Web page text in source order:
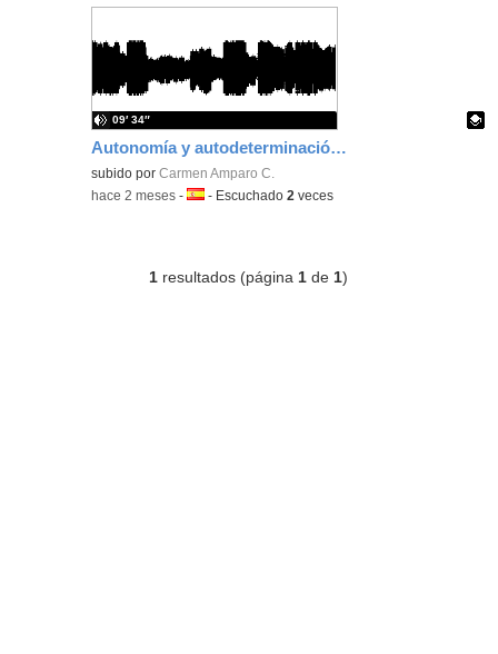
Autonomía y autodeterminación en el autocuidado
Contenido educativo.
subido porCarmen Amparo C.
09′ 34″
-hace 2 meses -Idioma:
- Escuchado2 veces
1 resultados (página 1 de 1)